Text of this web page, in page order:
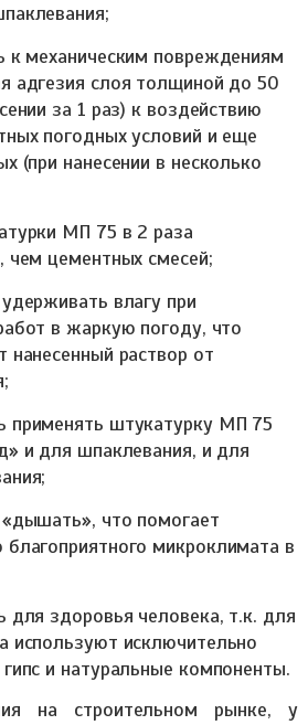
к механическим повреждениям
адгезия слоя толщиной до 50
за 1 раз) к воздействию
погодных условий и еще
(при нанесении в несколько
МП 75 в 2 раза
чем цементных смесей;
влагу при
в жаркую погоду, что
нанесенный раствор от
применять штукатурку МП 75
и для шпаклевания, и для
«дышать», что помогает
микроклимата в
для здоровья человека, т.к. для
используют исключительно
и натуральные компоненты.
на строительном рынке, у